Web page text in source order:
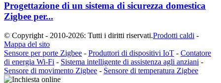
Progettazione di un sistema di sicurezza domestica
Zigbee per...
© Copyright - 2010-2026: Tutti i diritti riservati.Prodotti caldi -
Mappa del sito
Sensore per porte Zigbee - Produttori di dispositivi IoT - Contatore
di energia Wi-Fi - Sistema intelligente di assistenza agli anziani -
Sensore di movimento Zigbee - Sensore di temperatura Zigbee